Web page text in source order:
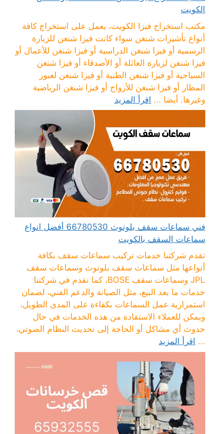
الكويت
مكتب استخراج فيزا الكويت، يعمل على استخراج كافة
أنواع تأشيرات شنغن سواء كانت فيزا شنغن للزيارة
الرسمية أو فيزا شنغن الدراسية أو فيزا شنغن للأعمال أو
فيزا شنغن لزيارة العائلة أو الأصدقاء أو فيزا شنغن
السياحية أو فيزا شنغن الطبية أو فيزا شنغن لعبور
المطار أو فيزا شنغن للأزواج أو فيزا شنغن الرياضية
وغيرها. أيضا ... اقرأ المزيد
فني سماعات سقف بلوتوث 66780530 أفضل انواع
سماعات السقف بالكويت
تقدم شركتنا خدمات تركيب سماعات سقف بكافة
أنواعها مثل سماعات سقف بلوتوث وسماعات سقف
JPL وسماعات سقف BOSE، كما نقدم في شركتنا
خدمات ما بعد البيع، مثل الصيانة والدعم الفني، لضمان
استمرارية عمل السماعات بكفاءة على المدى الطويل،
ويمكن للعملاء الاستفادة من هذه الخدمات في حال
حدوث أي مشاكل أو الحاجة إلى تحديث النظام الصوتي،
... اقرأ المزيد